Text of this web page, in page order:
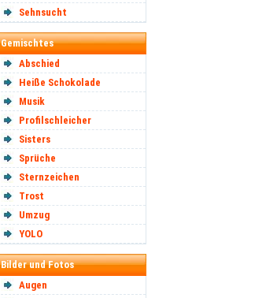
Sehnsucht
Gemischtes
Abschied
Heiße Schokolade
Musik
Profilschleicher
Sisters
Sprüche
Sternzeichen
Trost
Umzug
YOLO
Bilder und Fotos
Augen